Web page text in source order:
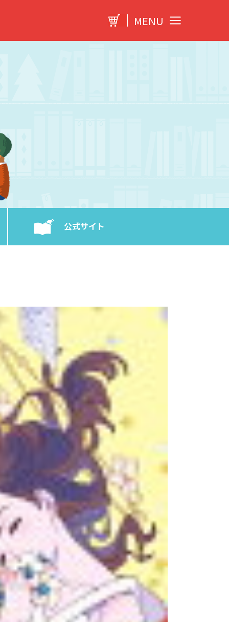
MENU
公式サイト